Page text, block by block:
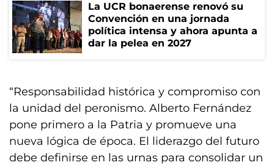
La UCR bonaerense renovó su
Convención en una jornada
política intensa y ahora apunta a
dar la pelea en 2027
“Responsabilidad histórica y compromiso con
la unidad del peronismo. Alberto Fernández
pone primero a la Patria y promueve una
nueva lógica de época. El liderazgo del futuro
debe definirse en las urnas para consolidar un